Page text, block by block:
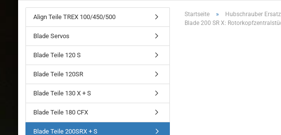
Startseite » Hubschrauber
Blade 200 SR X:
Align Teile TREX 100/450/500
Blade Servos
Blade Teile 120 S
Blade Teile 120SR
Blade Teile 130 X + S
Blade Teile 180 CFX
Blade Teile 200SRX + S